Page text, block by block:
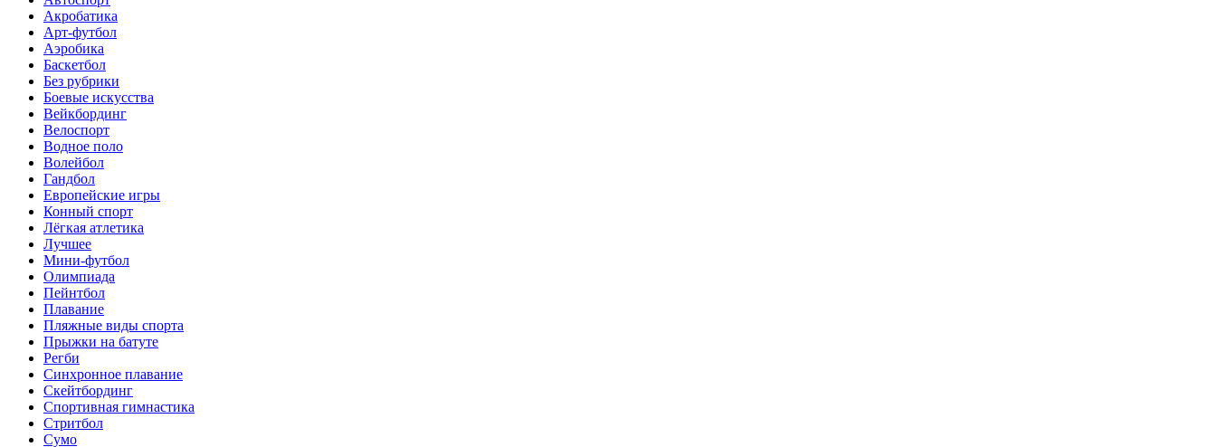
Акробатика
Арт-футбол
Аэробика
Баскетбол
Без рубрики
Боевые искусства
Вейкбординг
Велоспорт
Водное поло
Волейбол
Гандбол
Европейские игры
Конный спорт
Лёгкая атлетика
Лучшее
Мини-футбол
Олимпиада
Пейнтбол
Плавание
Пляжные виды спорта
Прыжки на батуте
Регби
Синхронное плавание
Скейтбординг
Спортивная гимнастика
Стритбол
Сумо